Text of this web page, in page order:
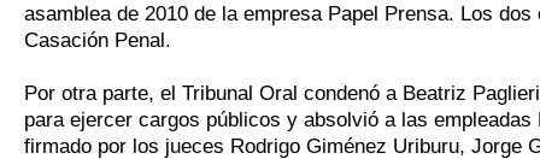
asamblea de 2010 de la empresa Papel Prensa. Los
Casación Penal.
Por otra parte, el Tribunal Oral condenó a Beatriz
para ejercer cargos públicos y absolvió a las
firmado por los jueces Rodrigo Giménez Uriburu, Jorge